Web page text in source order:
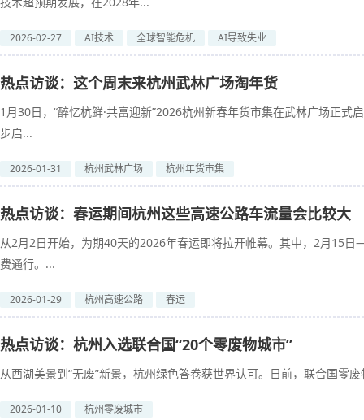
2026-02-27 AI技术 全球智能危机 AI导致失业
热点访谈：这个周末来杭州武林广场淘年货
1月30日，“醉忆杭鲜·共富迎新”2026杭州新春年货市集在武林广场正式
步启...
2026-01-31 杭州武林广场 杭州年货市集
热点访谈：春运期间杭州这些高速公路车流量会比较大
从2月2日开始，为期40天的2026年春运即将拉开帷幕。其中，2月15
费通行。...
2026-01-29 杭州高速公路 春运
热点访谈：杭州入选联合国“20个零废物城市”
从西湖美景到“无废”新景，杭州绿色答卷获世界认可。日前，联合国零
2026-01-10 杭州零废城市